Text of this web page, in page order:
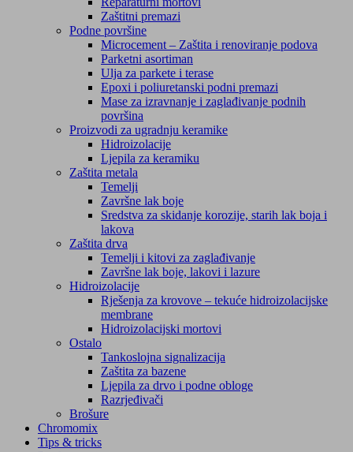
Zaštitni premazi
Podne površine
Microcement – Zaštita i renoviranje podova
Parketni asortiman
Ulja za parkete i terase
Epoxi i poliuretanski podni premazi
Mase za izravnanje i zaglađivanje podnih
površina
Proizvodi za ugradnju keramike
Hidroizolacije
Ljepila za keramiku
Zaštita metala
Temelji
Završne lak boje
Sredstva za skidanje korozije, starih lak boja i
lakova
Zaštita drva
Temelji i kitovi za zaglađivanje
Završne lak boje, lakovi i lazure
Hidroizolacije
Rješenja za krovove – tekuće hidroizolacijske
membrane
Hidroizolacijski mortovi
Ostalo
Tankoslojna signalizacija
Zaštita za bazene
Ljepila za drvo i podne obloge
Razrjeđivači
Brošure
Chromomix
Tips & tricks